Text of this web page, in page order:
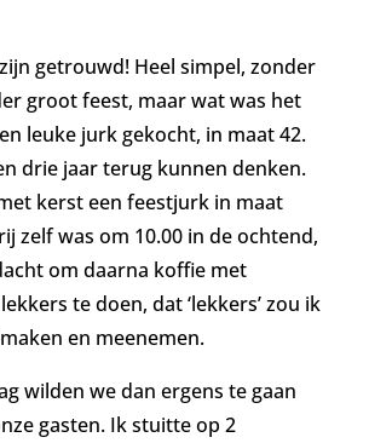
getrouwd! Heel simpel, zonder
groot feest, maar wat was het
leuke jurk gekocht, in maat 42.
drie jaar terug kunnen denken.
kerst een feestjurk in maat
zelf was om 10.00 in de ochtend,
om daarna koffie met
te doen, dat ‘lekkers’ zou ik
en meenemen.
wilden we dan ergens te gaan
gasten. Ik stuitte op 2